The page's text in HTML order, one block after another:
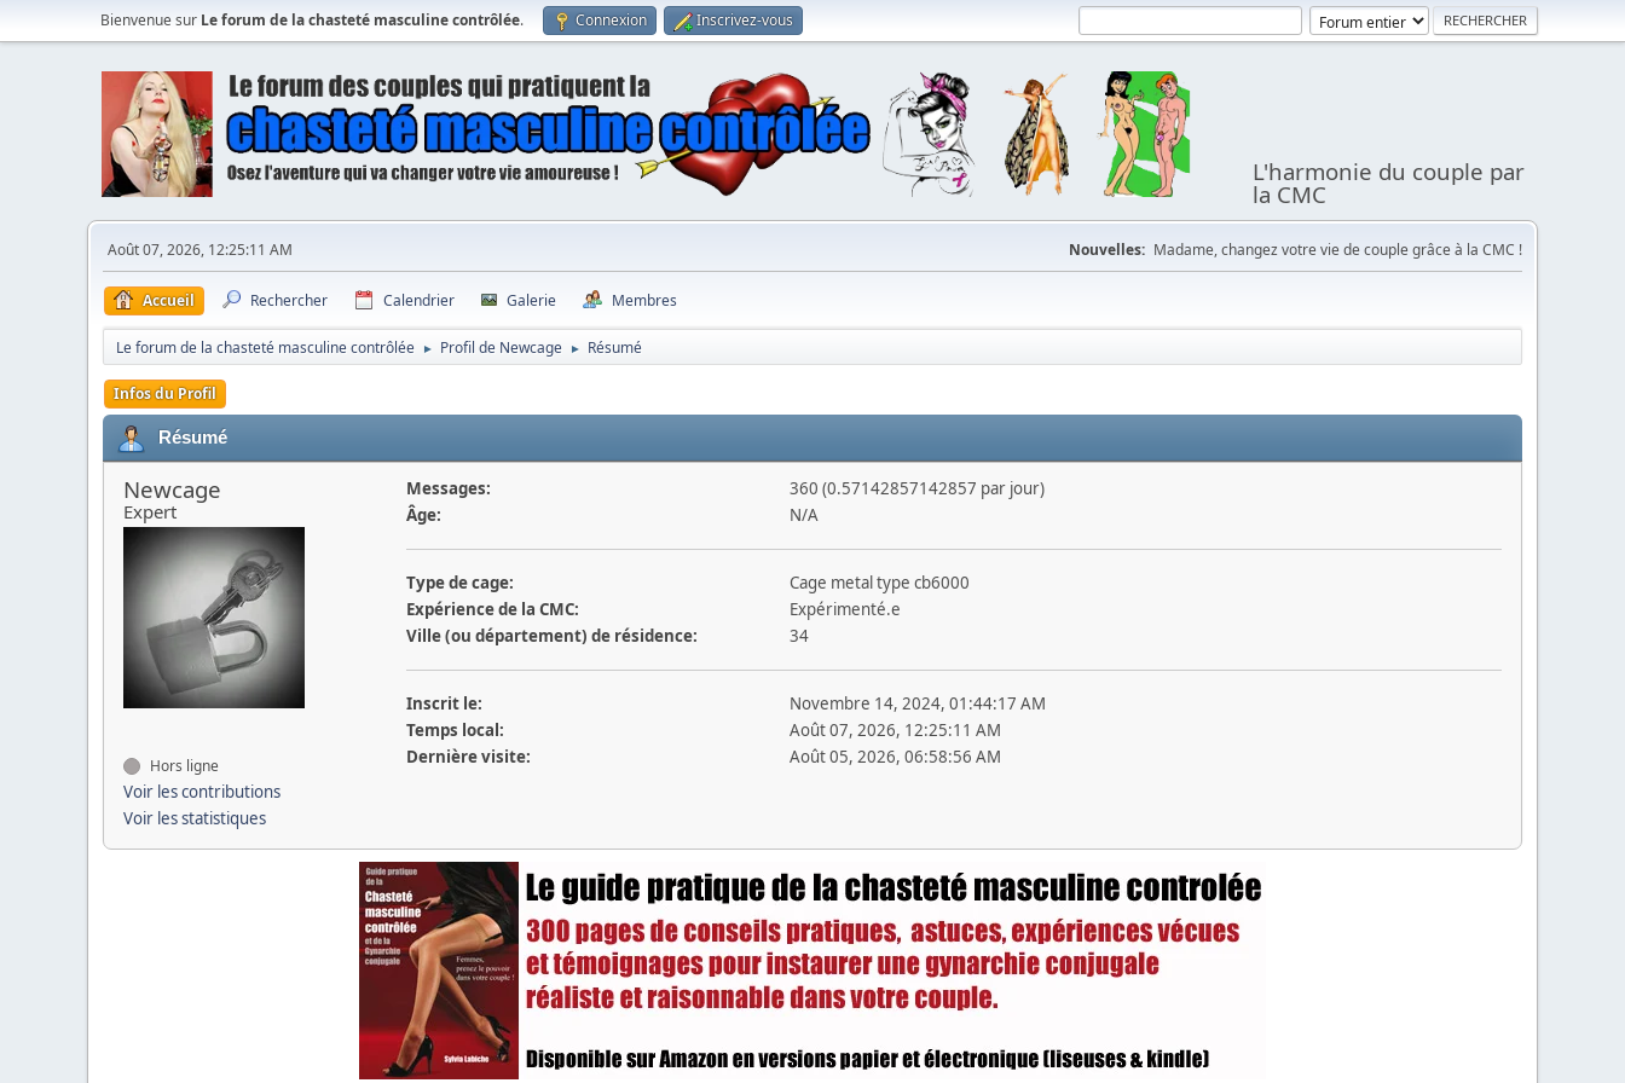
Bienvenue sur Le forum de la chasteté masculine contrôlée. Connexion Inscrivez-vous
L'harmonie du couple par
la CMC
Août 07, 2026, 12:25:11 AM Nouvelles: Madame, changez votre vie de couple grâce à la CMC !
Accueil Rechercher Calendrier Galerie Membres
Le forum de la chasteté masculine contrôlée ► Profil de Newcage ► Résumé
Infos du Profil
Résumé
Newcage
Expert
Hors ligne
Voir les contributions
Voir les statistiques
Messages:
360 (0.57142857142857 par jour)
Âge:
N/A
Type de cage:
Cage metal type cb6000
Expérience de la CMC:
Expérimenté.e
Ville (ou département) de résidence:
34
Inscrit le:
Novembre 14, 2024, 01:44:17 AM
Temps local:
Août 07, 2026, 12:25:11 AM
Dernière visite:
Août 05, 2026, 06:58:56 AM